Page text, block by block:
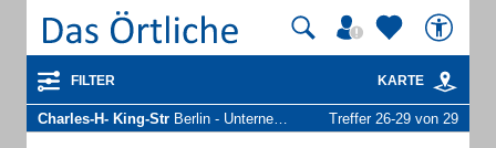
FILTER KARTE
Charles-H- King-Str Berlin - Unternehmen und Personen Treffer 26-29 von 29